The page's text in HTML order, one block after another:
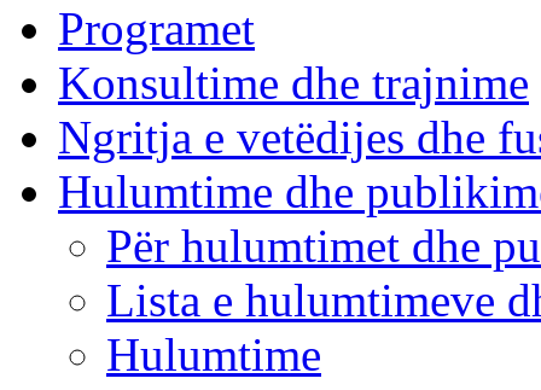
Programet
Konsultime dhe trajnime
Ngritja e vetëdijes dhe
Hulumtime dhe
Për hulumtimet dhe
Lista e hulumtimeve
Hulumtime